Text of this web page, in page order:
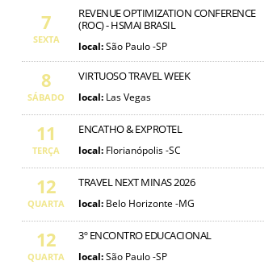
7
SEXTA
REVENUE OPTIMIZATION CONFERENCE
(ROC) - HSMAI BRASIL
local:São Paulo -SP
8
SÁBADO
VIRTUOSO TRAVEL WEEK
local: Las Vegas
11
TERÇA
ENCATHO & EXPROTEL
local: Florianópolis -SC
12
QUARTA
TRAVEL NEXT MINAS 2026
local: Belo Horizonte -MG
12
QUARTA
3º ENCONTRO EDUCACIONAL
local:São Paulo -SP